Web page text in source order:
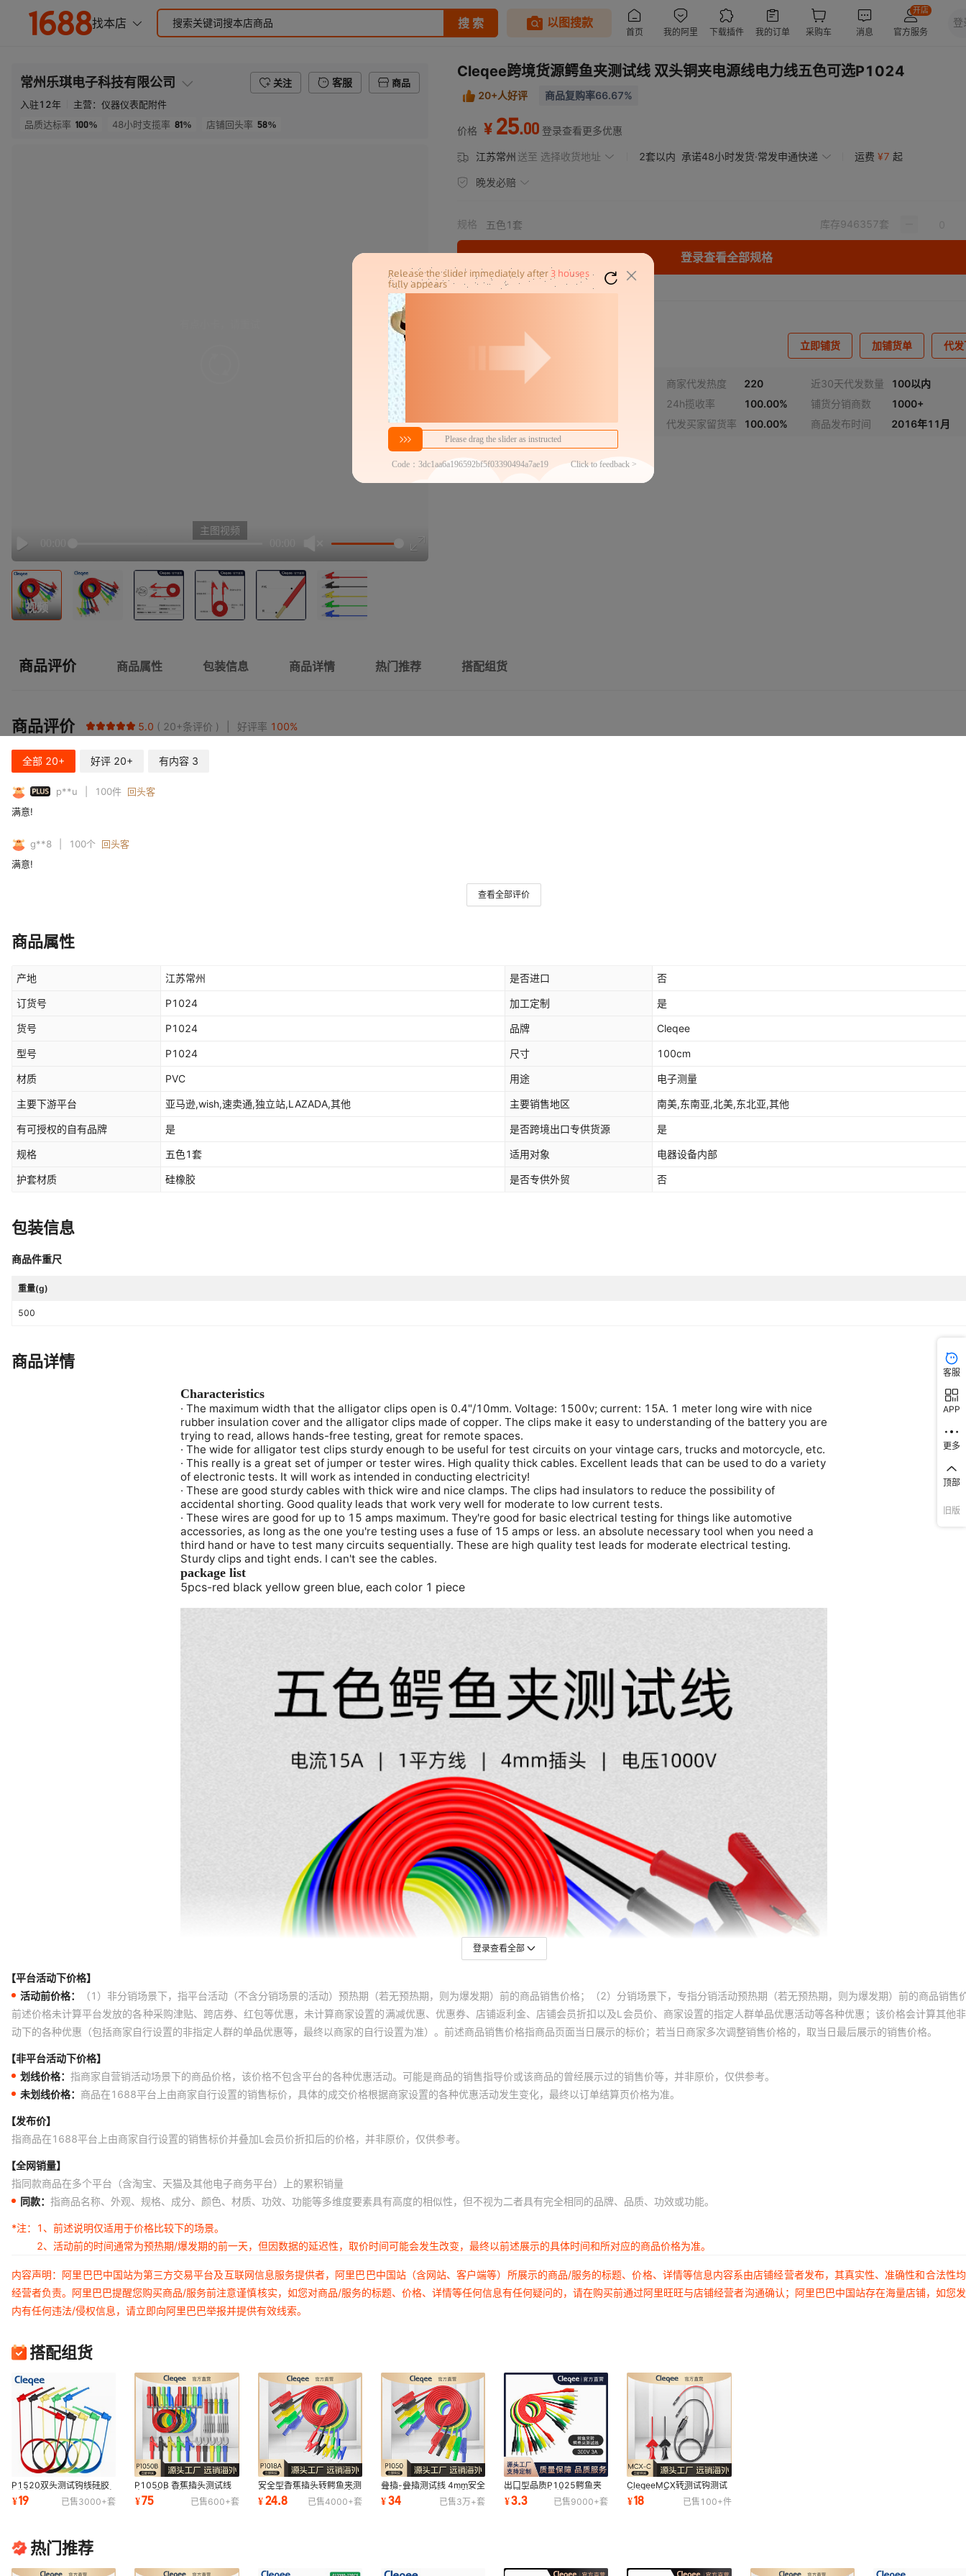
常州乐琪电子科技有限公司 关注 客服
商品
入驻12年 主营： 仪器仪表配附件
品质达标率 100% 48小时支揽率 81% 店铺回头率 58%
Play
主图视频
视频
Cleqee跨境货源鳄鱼夹测试线 双头铜夹电源线电力线五色可选P1024
20+人好评 商品复购率66.67%
价格 ¥ 25.00 登录查看更多优惠
江苏常州 送至 选择收货地址 2套以内 承诺48小时发货·常发申通快递 运费 ¥7 起
晚发必赔
规格 五色1套 库存946357套
登录查看全部规格
25 官方仓退货 立即铺货 加铺货单 代
仪器仪表配附件代发商家榜 商家代发热度 220 近30天代发数量
100以内
24h揽收率 100.00% 铺货分销商数
1000+
代发品质达标率
100.00% 代发买家留货率 100.00% 商品发布时间 2016年11月
商品评价 商品属性 包装信息 商品详情 热门推荐 搭配组货
商品评价 5.0 20+条评价 好评率 100%
全部 20+ 好评 20+ 有内容 3
PLUS p**u 100件 回头客
满意!
g**8 100个 回头客
满意!
查看全部评价
商品属性
产地 江苏常州 是否进口 否
订货号 P1024 加工定制 是
货号 P1024 品牌 Cleqee
型号 P1024 尺寸 100cm
材质 PVC 用途 电子测量
主要下游平台 亚马逊,wish,速卖通,独立站,LAZADA,其他 主要销售地区 南美,东南亚,北美,东北亚,其他
有可授权的自有品牌 是 是否跨境出口专供货源 是
规格 五色1套 适用对象 电器设备内部
护套材质 硅橡胶 是否专供外贸 否
包装信息
商品件重尺
重量(g)
500
商品详情
登录查看全部
【平台活动下价格】
活动前价格：
（1）非分销场景下，指平台活动（不含分销场景的活动）预热期（若无预热期，则为爆发期）前的商品销售价格；（2）分销场景下，专指分销活动预热期（若无预热期，则为爆发期）前的商品销售
前述价格未计算平台发放的各种采购津贴、跨店券、红包等优惠，未计算商家设置的满减优惠、优惠券、店铺返利金、店铺会员折扣以及L会员价、商家设置的指定人群单品优惠活动等各种优惠；该价格会计算其他
动下的各种优惠（包括商家自行设置的非指定人群的单品优惠等，最终以商家的自行设置为准）。前述商品销售价格指商品页面当日展示的标价；若当日商家多次调整销售价格的，取当日最后展示的销售价格。
【非平台活动下价格】
划线价格： 指商家自营销活动场景下的商品价格，该价格不包含平台的各种优惠活动。可能是商品的销售指导价或该商品的曾经展示过的销售价等，并非原价，仅供参考。
未划线价格： 商品在1688平台上由商家自行设置的销售标价，具体的成交价格根据商家设置的各种优惠活动发生变化，最终以订单结算页价格为准。
【发布价】
指商品在1688平台上由商家自行设置的销售标价并叠加L会员价折扣后的价格，并非原价，仅供参考。
【全网销量】
指同款商品在多个平台（含淘宝、天猫及其他电子商务平台）上的累积销量
同款： 指商品名称、外观、规格、成分、颜色、材质、功效、功能等多维度要素具有高度的相似性，但不视为二者具有完全相同的品牌、品质、功效或功能。
*注：
1、前述说明仅适用于价格比较下的场景。
2、活动前的时间通常为预热期/爆发期的前一天，但因数据的延迟性，取价时间可能会发生改变，最终以前述展示的具体时间和所对应的商品价格为准。
内容声明：阿里巴巴中国站为第三方交易平台及互联网信息服务提供者，阿里巴巴中国站（含网站、客户端等）所展示的商品/服务的标题、价格、详情等信息内容系由店铺经营者发布，其真实性、准确性和合法性
经营者负责。阿里巴巴提醒您购买商品/服务前注意谨慎核实，如您对商品/服务的标题、价格、详情等任何信息有任何疑问的，请在购买前通过阿里旺旺与店铺经营者沟通确认；阿里巴巴中国站存在海量店铺，如您
内有任何违法/侵权信息，请立即向阿里巴巴举报并提供有效线索。
搭配组货
P1520双头测试钩线硅胶
测试引线5PCS 测试电缆电
线双IC测试夹
¥19 已售3000+套
P1050B 香蕉插头测试线
高品质多功能组合套件
¥75 已售600+套
安全型香蕉插头转鳄鱼夹测
试线全铜高压鱼夹RV硅胶
线电气测试线
¥24.8 已售4000+套
叠插-叠插测试线 4mm安全
香蕉插头连接线RV硅胶测
试线可续插
¥34 已售3万+套
出口型品质P1025鳄鱼夹
转鳄鱼夹五色线 10根一捆
价格 鳄鱼夹线
¥3.3 已售9000+套
CleqeeMCX转测试钩测试
线 杜邦头配红黑开口2mm
测试钩
¥18 已售 100+件
热门推荐
客服
APP
更多
顶部
旧版